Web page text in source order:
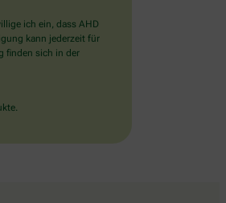
ich ein, dass AHD
kann jederzeit für
finden sich in der